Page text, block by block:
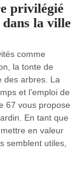
privilégié
la ville
comme
la tonte de
des arbres. La
et l’emploi de
67 vous propose
En tant que
en valeur
semblent utiles,